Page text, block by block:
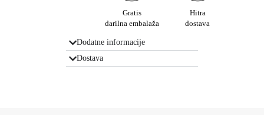
Gratis
darilna embalaža
Hitra
dostava
Dodatne informacije
Dostava